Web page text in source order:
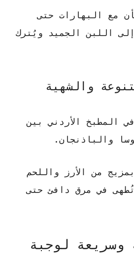
مع البهارات حتى
اللبن الجميد ويُترك
والشهية
المطبخ الأردني بين
والباذنجان.
من الأرز واللحم
في مرق دافئ حتى
وسريعة لوجبة